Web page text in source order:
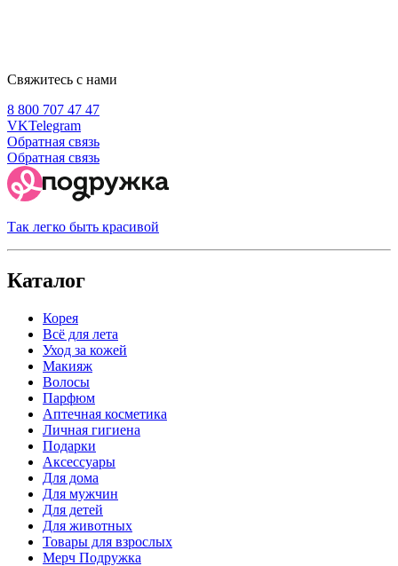
Свяжитесь с нами
8 800 707 47 47
VKTelegram
Обратная связь
Обратная связь
Так легко быть красивой
Каталог
Корея
Всё для лета
Уход за кожей
Макияж
Волосы
Парфюм
Аптечная косметика
Личная гигиена
Подарки
Аксессуары
Для дома
Для мужчин
Для детей
Для животных
Товары для взрослых
Мерч Подружка